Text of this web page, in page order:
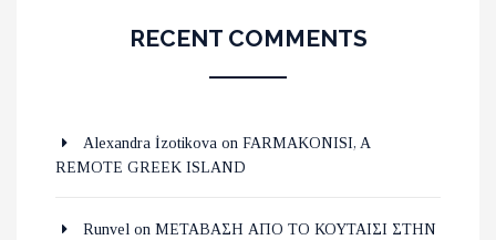
RECENT COMMENTS
Alexandra İzotikova on FARMAKONISI, A
REMOTE GREEK ISLAND
Runvel on ΜΕΤΑΒΑΣΗ ΑΠΟ ΤΟ ΚΟΥΤΑΙΣΙ ΣΤΗΝ